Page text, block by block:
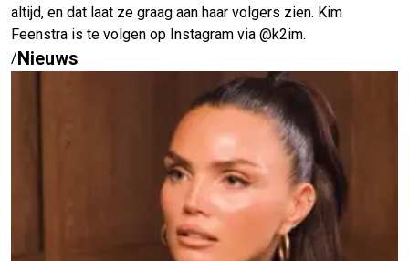
altijd, en dat laat ze graag aan haar volgers zien. Kim
Feenstra is te volgen op Instagram via @k2im.
/Nieuws